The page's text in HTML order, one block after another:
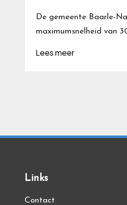
De gemeente Baarle-
maximumsnelheid van
Lees meer
Links
Contact